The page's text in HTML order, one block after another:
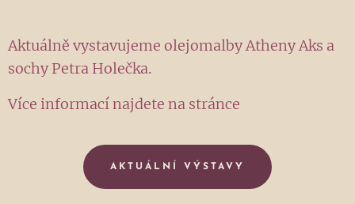
Aktuálně vystavujeme olejomalby Atheny Aks a
sochy Petra Holečka.
Více informací najdete na stránce
AKTUÁLNÍ VÝSTAVY